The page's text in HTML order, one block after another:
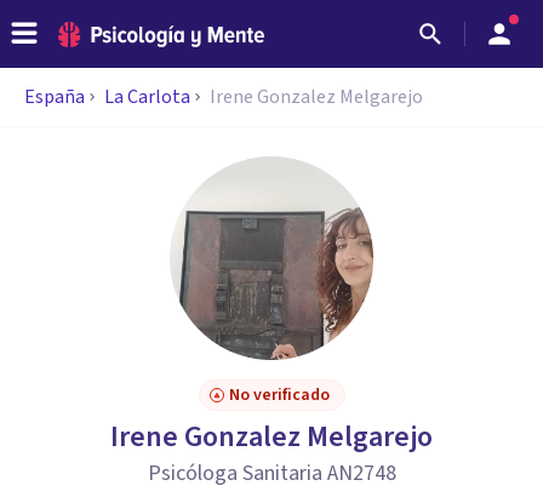
España La Carlota Irene Gonzalez Melgarejo
No verificado
Irene Gonzalez Melgarejo
Psicóloga Sanitaria AN2748